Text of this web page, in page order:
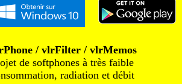
/ vlrFilter / vlrMemos
de softphones à très faible
radiation et débit